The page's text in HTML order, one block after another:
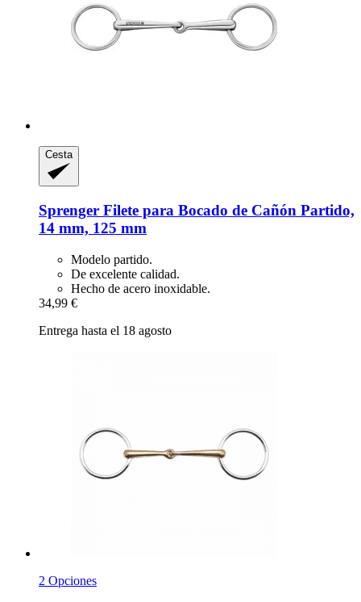
Cesta
Sprenger Filete para Bocado de Cañón Partido,
14 mm, 125 mm
Modelo partido.
De excelente calidad.
Hecho de acero inoxidable.
34,99 €
Entrega hasta el 18 agosto
2 Opciones